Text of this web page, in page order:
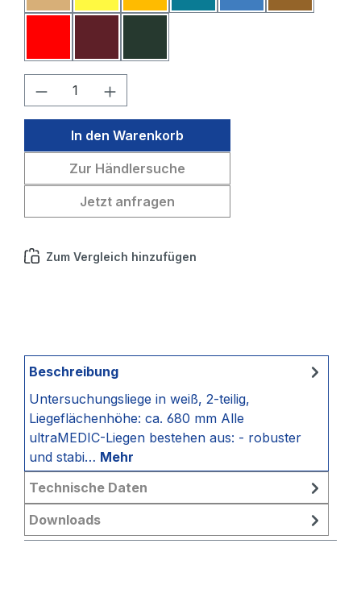
Produkt Anzahl: Gib den
In den Warenkorb
Zur Händlersuche
Jetzt anfragen
Zum Vergleich hinzufügen
Beschreibung
Untersuchungsliege in weiß, 2-teilig,
Liegeflächenhöhe: ca. 680 mm Alle
ultraMEDIC-Liegen bestehen aus: - robuster
und stabi… Mehr
Technische Daten
Downloads